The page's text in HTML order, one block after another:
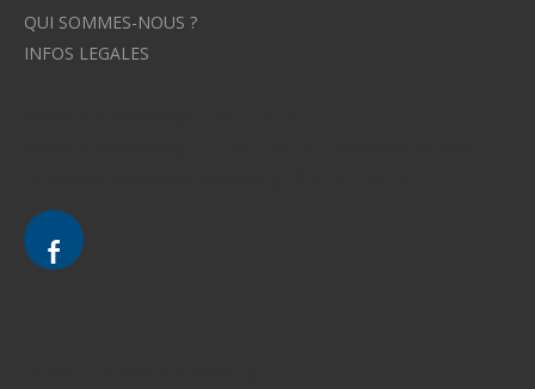
QUI SOMMES-NOUS ?
INFOS LEGALES